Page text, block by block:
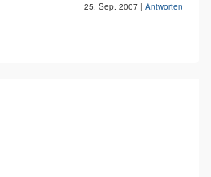
25. Sep. 2007 | Antworten